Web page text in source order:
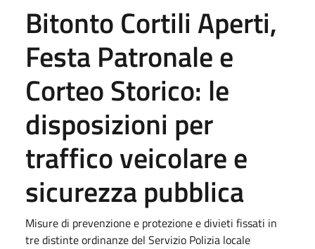
Bitonto Cortili Aperti,
Festa Patronale e
Corteo Storico: le
disposizioni per
traffico veicolare e
sicurezza pubblica
Misure di prevenzione e protezione e divieti fissati in
tre distinte ordinanze del Servizio Polizia locale